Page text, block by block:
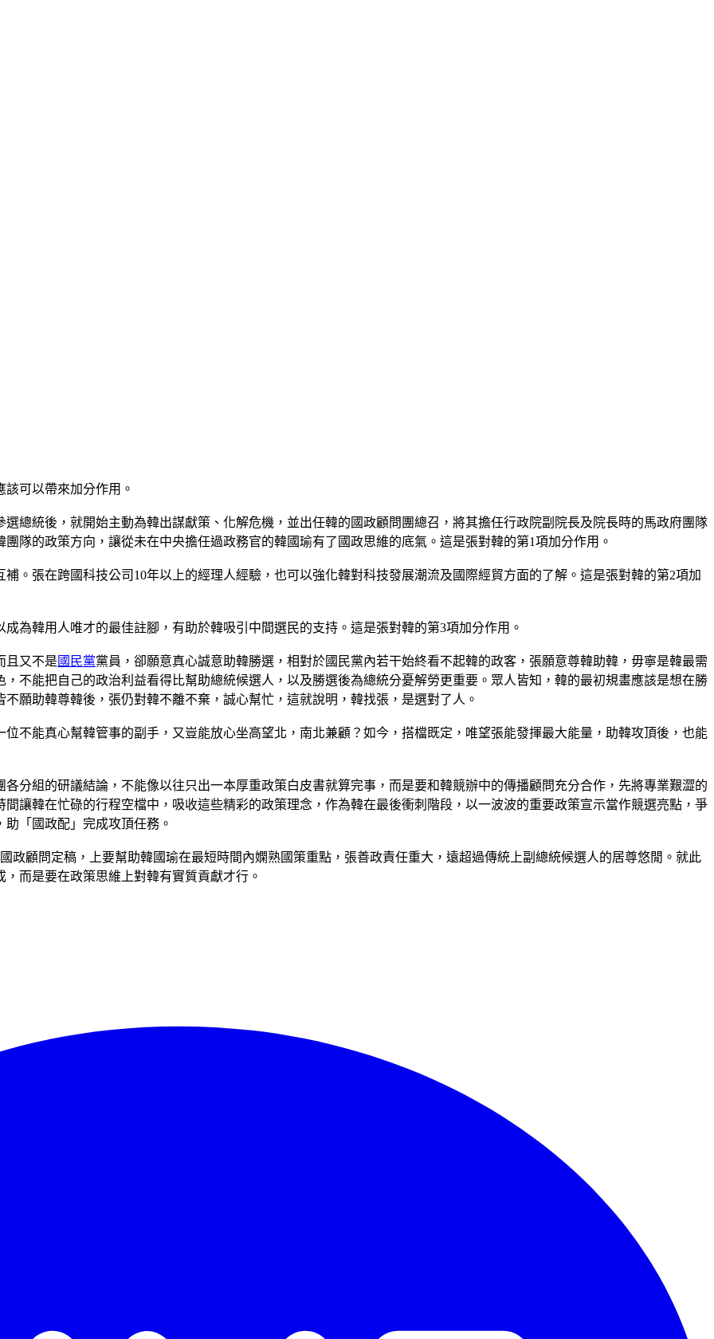
可以帶來加分作用。
總統後，就開始主動為韓出謀獻策、化解危機，並出任韓的國政顧問團總召，將其擔任行政院副院長及院長時的馬政府團隊
隊的政策方向，讓從未在中央擔任過政務官的韓國瑜有了國政思維的底氣。這是張對韓的第1項加分作用。
補。張在跨國科技公司10年以上的經理人經驗，也可以強化韓對科技發展潮流及國際經貿方面的了解。這是張對韓的第2項加
為韓用人唯才的最佳註腳，有助於韓吸引中間選民的支持。這是張對韓的第3項加分作用。
且又不是 國民黨黨員，卻願意真心誠意助韓勝選，相對於國民黨內若干始終看不起韓的政客，張願意尊韓助韓，毋寧是韓最需
不能把自己的政治利益看得比幫助總統候選人，以及勝選後為總統分憂解勞更重要。眾人皆知，韓的最初規畫應該是想在勝
願助韓尊韓後，張仍對韓不離不棄，誠心幫忙，這就說明，韓找張，是選對了人。
不能真心幫韓管事的副手，又豈能放心坐高望北，南北兼顧？如今，搭檔既定，唯望張能發揮最大能量，助韓攻頂後，也能
分組的研議結論，不能像以往只出一本厚重政策白皮書就算完事，而是要和韓競辦中的傳播顧問充分合作，先將專業艱澀的
讓韓在忙碌的行程空檔中，吸收這些精彩的政策理念，作為韓在最後衝刺階段，以一波波的重要政策宣示當作競選亮點，爭
「國政配」完成攻頂任務。
政顧問定稿，上要幫助韓國瑜在最短時間內嫻熟國策重點，張善政責任重大，遠超過傳統上副總統候選人的居尊悠閒。就此
而是要在政策思維上對韓有實質貢獻才行。